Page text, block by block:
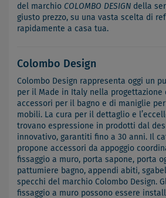
del marchio COLOMBO DESIGN della
giusto prezzo, su una vasta scelta di
rapidamente a casa tua.
Colombo Design
Colombo Design rappresenta oggi un
per il Made in Italy nella progettazione
accessori per il bagno e di maniglie
mobili. La cura per il dettaglio e
trovano espressione in prodotti dal
innovativo, garantiti fino a 30 anni. Il
propone accessori da appoggio
fissaggio a muro, porta sapone, porta
pattumiere bagno, appendi abiti,
specchi del marchio Colombo Design.
fissaggio a muro possono essere